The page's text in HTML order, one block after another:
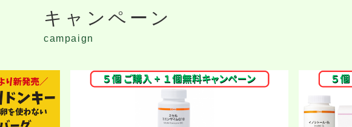
キャンペーン
campaign